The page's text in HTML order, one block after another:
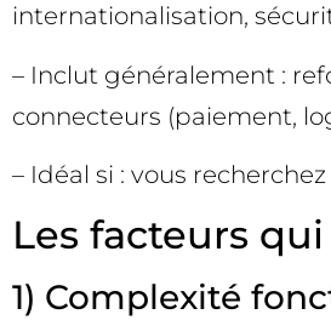
internationalisation,
– Inclut généralement :
connecteurs (paiement,
– Idéal si : vous
Les facteurs
1) Complexité